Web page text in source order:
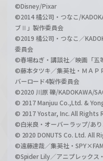
©Disney/Pixar
©2014 橘公司・つなこ/
ブⅡ」製作委員会
©2019 橘公司・つなこ／
委員会
©春場ねぎ・講談社／映画「五
©藤本タツキ／集英社・ＭＡＰ
バーロード4製作委員会
©2020 川原 礫/KADOKAWA/
© 2017 Manjuu Co.,Ltd. &
© 2017 Yostar, Inc. All Rights
©白米良・オーバーラップ/あ
© 2020 DONUTS Co. Ltd. All
©遠藤達哉／集英社・
©Spider Lily／アニプレックス